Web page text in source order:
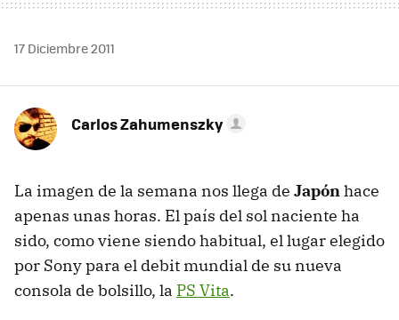
17 Diciembre 2011
Carlos Zahumenszky
La imagen de la semana nos llega de Japón hace
apenas unas horas. El país del sol naciente ha
sido, como viene siendo habitual, el lugar elegido
por Sony para el debit mundial de su nueva
consola de bolsillo, la PS Vita.